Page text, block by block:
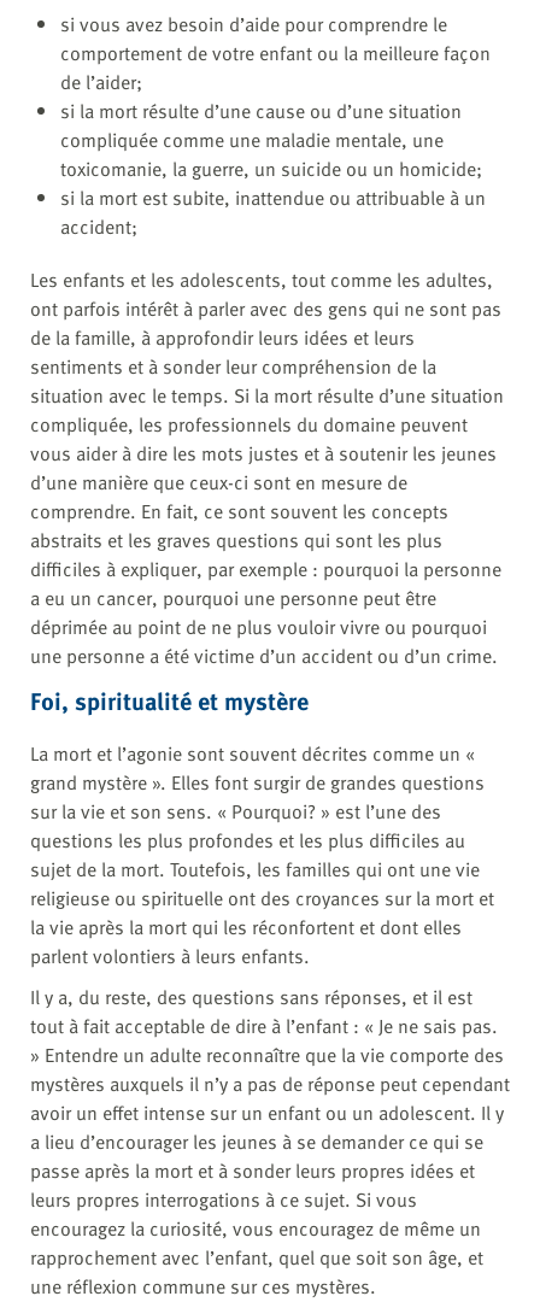
si vous avez besoin d’aide pour comprendre le
comportement de votre enfant ou la meilleure façon
de l’aider;
si la mort résulte d’une cause ou d’une situation
compliquée comme une maladie mentale, une
toxicomanie, la guerre, un suicide ou un homicide;
si la mort est subite, inattendue ou attribuable à un
accident;
Les enfants et les adolescents, tout comme les adultes,
ont parfois intérêt à parler avec des gens qui ne sont pas
de la famille, à approfondir leurs idées et leurs
sentiments et à sonder leur compréhension de la
situation avec le temps. Si la mort résulte d’une situation
compliquée, les professionnels du domaine peuvent
vous aider à dire les mots justes et à soutenir les jeunes
d’une manière que ceux-ci sont en mesure de
comprendre. En fait, ce sont souvent les concepts
abstraits et les graves questions qui sont les plus
difficiles à expliquer, par exemple : pourquoi la personne
a eu un cancer, pourquoi une personne peut être
déprimée au point de ne plus vouloir vivre ou pourquoi
une personne a été victime d’un accident ou d’un crime.
Foi, spiritualité et mystère
La mort et l’agonie sont souvent décrites comme un «
grand mystère ». Elles font surgir de grandes questions
sur la vie et son sens. « Pourquoi? » est l’une des
questions les plus profondes et les plus difficiles au
sujet de la mort. Toutefois, les familles qui ont une vie
religieuse ou spirituelle ont des croyances sur la mort et
la vie après la mort qui les réconfortent et dont elles
parlent volontiers à leurs enfants.
Il y a, du reste, des questions sans réponses, et il est
tout à fait acceptable de dire à l’enfant : « Je ne sais pas.
» Entendre un adulte reconnaître que la vie comporte des
mystères auxquels il n’y a pas de réponse peut cependant
avoir un effet intense sur un enfant ou un adolescent. Il y
a lieu d’encourager les jeunes à se demander ce qui se
passe après la mort et à sonder leurs propres idées et
leurs propres interrogations à ce sujet. Si vous
encouragez la curiosité, vous encouragez de même un
rapprochement avec l’enfant, quel que soit son âge, et
une réflexion commune sur ces mystères.